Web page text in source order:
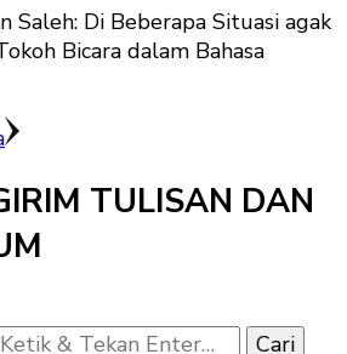
Saleh: Di Beberapa Situasi agak
Bicara dalam Bahasa
TULISAN DAN